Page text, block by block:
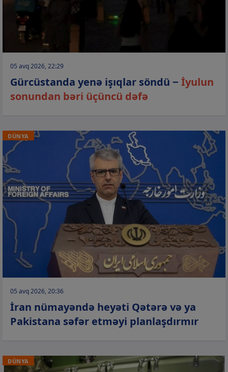
05 avq 2026, 22:29
Gürcüstanda yenə işıqlar söndü − İyulun
sonundan bəri üçüncü dəfə
DÜNYA
05 avq 2026, 20:36
İran nümayəndə heyəti Qətərə və ya
Pakistana səfər etməyi planlaşdırmır
DÜNYA